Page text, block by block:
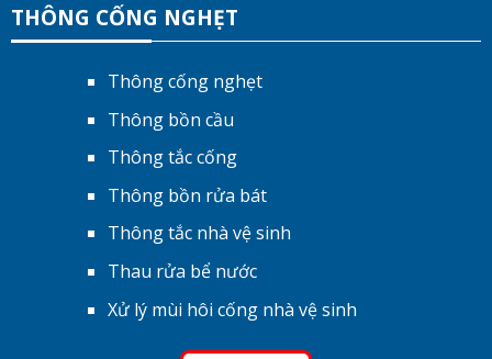
THÔNG CỐNG NGHẸT
Thông cống nghẹt
Thông bồn cầu
Thông tắc cống
Thông bồn rửa bát
Thông tắc nhà vệ sinh
Thau rửa bể nước
Xử lý mùi hôi cống nhà vệ sinh